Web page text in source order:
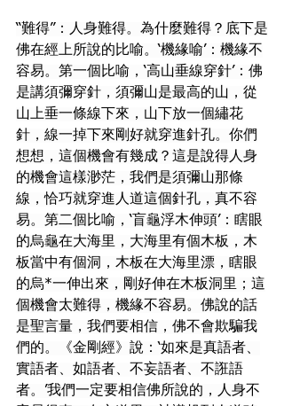
“難得”：人身難得。為什麼難得？底下是
佛在經上所說的比喻。‘機緣喻’：機緣不
容易。第一個比喻，‘高山垂線穿針’：佛
是講須彌穿針，須彌山是最高的山，從
山上垂一條線下來，山下放一個繡花
針，線一掉下來剛好就穿進針孔。你們
想想，這個機會有幾成？這是說得人身
的機會這樣渺茫，我們是須彌山那條
線，恰巧就穿進人道這個針孔，真不容
易。第二個比喻，‘盲龜浮木伸頭’：瞎眼
的烏龜在大海里，大海里有個木板，木
板當中有個洞，木板在大海里漂，瞎眼
的烏*一伸出來，剛好伸在木板洞里；這
個機會太難得，機緣不容易。佛說的話
是聖言量，我們要相信，佛不會欺騙我
們的。《金剛經》說：‘如來是真語者、
實語者、如語者、不妄語者、不誑語
者。’我們一定要相信佛所說的，人身不